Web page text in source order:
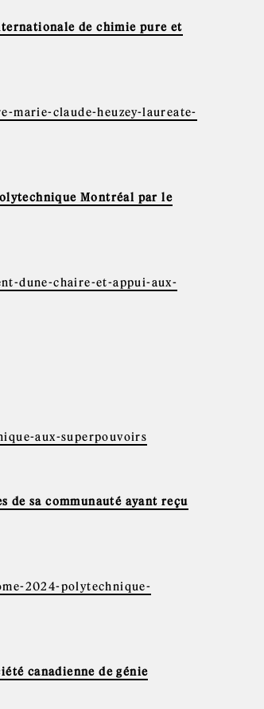
de chimie pure et
claude-heuzey-laureate-
Montréal par le
dune-chaire-et-appui-aux-
aux-superpouvoirs
de sa communauté ayant reçu
2024-polytechnique-
canadienne de génie